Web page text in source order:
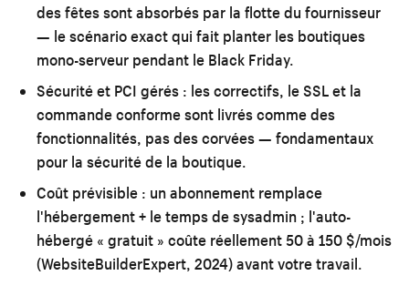
des fêtes sont absorbés par la flotte du fournisseur
— le scénario exact qui fait planter les boutiques
mono-serveur pendant le Black Friday.
Sécurité et PCI gérés : les correctifs, le SSL et la
commande conforme sont livrés comme des
fonctionnalités, pas des corvées — fondamentaux
pour la sécurité de la boutique.
Coût prévisible : un abonnement remplace
l'hébergement + le temps de sysadmin ; l'auto-
hébergé « gratuit » coûte réellement 50 à 150 $/mois
(WebsiteBuilderExpert, 2024) avant votre travail.